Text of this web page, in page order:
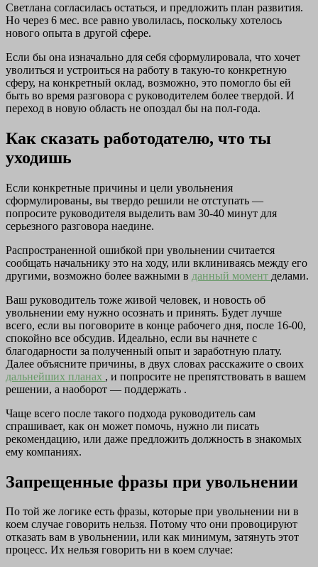
Светлана согласилась остаться, и предложить план развития.
Но через 6 мес. все равно уволилась, поскольку хотелось
нового опыта в другой сфере.
Если бы она изначально для себя сформулировала, что хочет
уволиться и устроиться на работу в такую-то конкретную
сферу, на конкретный оклад, возможно, это помогло бы ей
быть во время разговора с руководителем более твердой. И
переход в новую область не опоздал бы на пол-года.
Как сказать работодателю, что ты
уходишь
Если конкретные причины и цели увольнения
сформулированы, вы твердо решили не отступать —
попросите руководителя выделить вам 30-40 минут для
серьезного разговора наедине.
Распространенной ошибкой при увольнении считается
сообщать начальнику это на ходу, или вклиниваясь между его
другими, возможно более важными в данный момент делами.
Ваш руководитель тоже живой человек, и новость об
увольнении ему нужно осознать и принять. Будет лучше
всего, если вы поговорите в конце рабочего дня, после 16-00,
спокойно все обсудив. Идеально, если вы начнете с
благодарности за полученный опыт и заработную плату.
Далее объясните причины, в двух словах расскажите о своих
дальнейших планах , и попросите не препятствовать в вашем
решении, а наоборот — поддержать .
Чаще всего после такого подхода руководитель сам
спрашивает, как он может помочь, нужно ли писать
рекомендацию, или даже предложить должность в знакомых
ему компаниях.
Запрещенные фразы при увольнении
По той же логике есть фразы, которые при увольнении ни в
коем случае говорить нельзя. Потому что они провоцируют
отказать вам в увольнении, или как минимум, затянуть этот
процесс. Их нельзя говорить ни в коем случае: